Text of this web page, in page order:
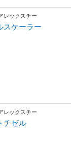
レックスチー
スケーラー
レックスチー
チゼル